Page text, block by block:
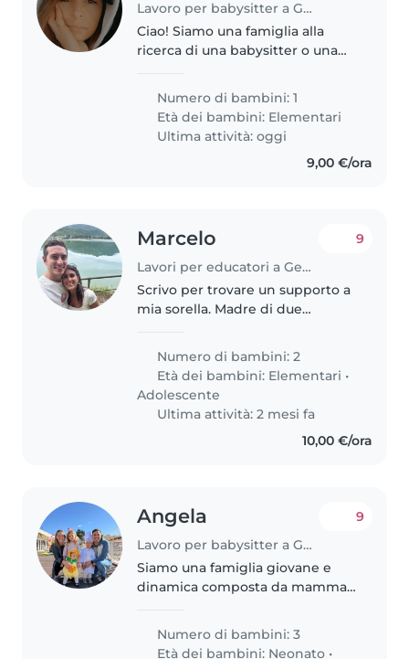
Lavoro per babysitter a Genova
Ciao! Siamo una famiglia alla
ricerca di una babysitter o una
bambino di 8 anni, che è
energico, amichevole e
affettuoso. Cerchiamo qualcuno
Numero di bambini: 1
Età dei bambini: Elementari
Ultima attività: oggi
9,00 €/ora
Marcelo
Lavori per educatori a Genova
9
Scrivo per trovare un supporto a
mia sorella. Madre di due
maschio di 14. Il maschio è stto
diagnosticato con adhd ed ha
gia un supporto psicologico,pero
purtroppo..
Numero di bambini: 2
Età dei bambini: Elementari •
Adolescente
Ultima attività: 2 mesi fa
10,00 €/ora
Angela
Lavoro per babysitter a Genova
9
Siamo una famiglia giovane e
dinamica composta da mamma,
dolcezza: una bimba di 5 anni, un
bimbo di 3 anni e la più piccola
Numero di bambini: 3
Età dei bambini: Neonato •